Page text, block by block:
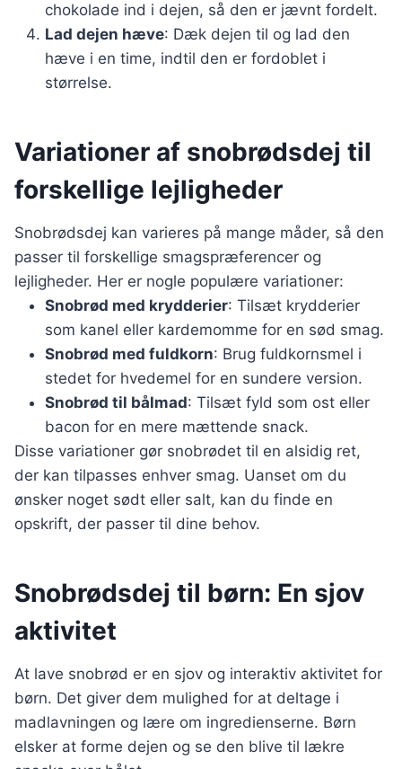
chokolade ind i dejen, så den er jævnt fordelt.
Lad dejen hæve: Dæk dejen til og lad den
hæve i en time, indtil den er fordoblet i
størrelse.
Variationer af snobrødsdej til
forskellige lejligheder
Snobrødsdej kan varieres på mange måder, så den
passer til forskellige smagspræferencer og
lejligheder. Her er nogle populære variationer:
Snobrød med krydderier: Tilsæt krydderier
som kanel eller kardemomme for en sød smag.
Snobrød med fuldkorn: Brug fuldkornsmel i
stedet for hvedemel for en sundere version.
Snobrød til bålmad: Tilsæt fyld som ost eller
bacon for en mere mættende snack.
Disse variationer gør snobrødet til en alsidig ret,
der kan tilpasses enhver smag. Uanset om du
ønsker noget sødt eller salt, kan du finde en
opskrift, der passer til dine behov.
Snobrødsdej til børn: En sjov
aktivitet
At lave snobrød er en sjov og interaktiv aktivitet for
børn. Det giver dem mulighed for at deltage i
madlavningen og lære om ingredienserne. Børn
elsker at forme dejen og se den blive til lækre